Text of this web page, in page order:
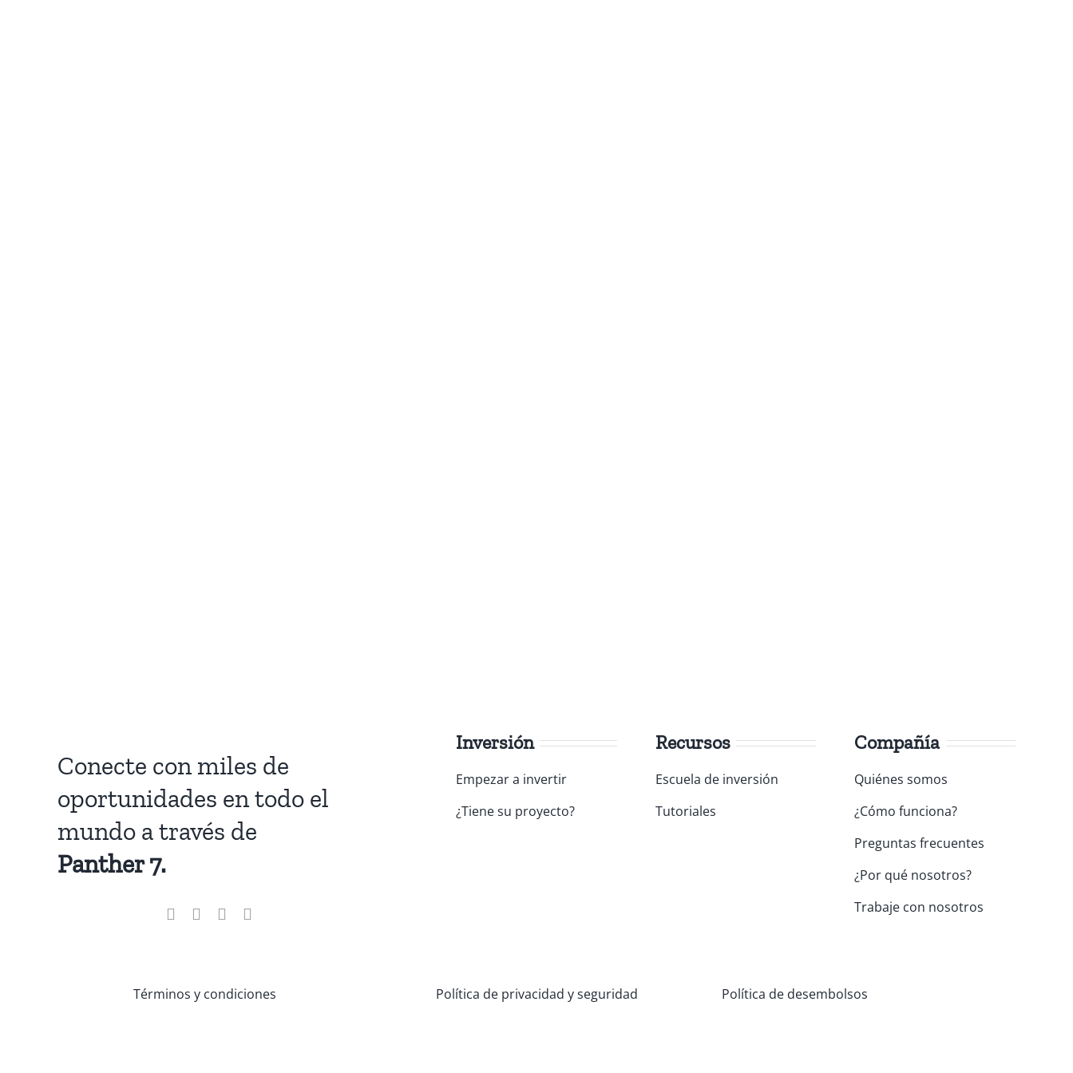
Conecte con miles de
oportunidades en todo el
mundo a través de
Panther 7.
Inversión
Empezar a invertir
¿Tiene su proyecto?
Recursos
Escuela de inversión
Tutoriales
Compañía
Quiénes somos
¿Cómo funciona?
Preguntas frecuentes
¿Por qué nosotros?
Trabaje con nosotros
Términos y condiciones Política de privacidad y seguridad Política de desembolsos